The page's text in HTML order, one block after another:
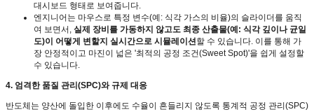
대시보드 형태로 보여줍니다.
엔지니어는 마우스로 특정 변수(예 : 식각 가스의 비율)의 슬라이더를 움직
여 보면서 , 실제 장비를 가동하지 않고도 최종 산출물(예 : 식각 깊이나 균일
도)이 어떻게 변할지 실시간으로 시뮬레이션할 수 있습니다. 이를 통해 가
장 안정적이고 마진이 넓은 '최적의 공정 조건(Sweet Spot)'을 쉽게 설정할
수 있습니다.
4. 엄격한 품질 관리 (SPC)와 규제 대응
반도체는 양산에 돌입한 이후에도 수율이 흔들리지 않도록 통계적 공정 관리 (SPC)